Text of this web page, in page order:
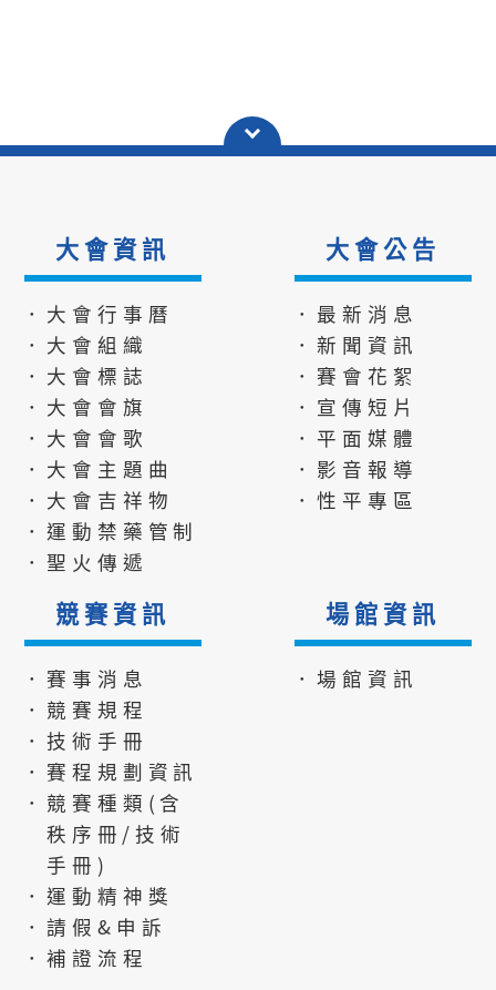
大會資訊
．大會行事曆
．大會組織
．大會標誌
．大會會旗
．大會會歌
．大會主題曲
．大會吉祥物
．運動禁藥管制
．聖火傳遞
大會公告
．最新消息
．新聞資訊
．賽會花絮
．宣傳短片
．平面媒體
．影音報導
．性平專區
競賽資訊
．賽事消息
．競賽規程
．技術手冊
．賽程規劃資訊
．競賽種類(含
秩序冊/技術
手冊)
．運動精神獎
．請假&申訴
．補證流程
場館資訊
．場館資訊